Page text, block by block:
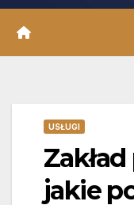
USŁUGI
jakie